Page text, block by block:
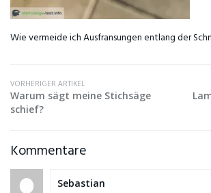
Wie vermeide ich Ausfransungen entlang der
VORHERIGER ARTIKEL
Warum sägt meine Stichsäge
schief?
Kommentare
Sebastian